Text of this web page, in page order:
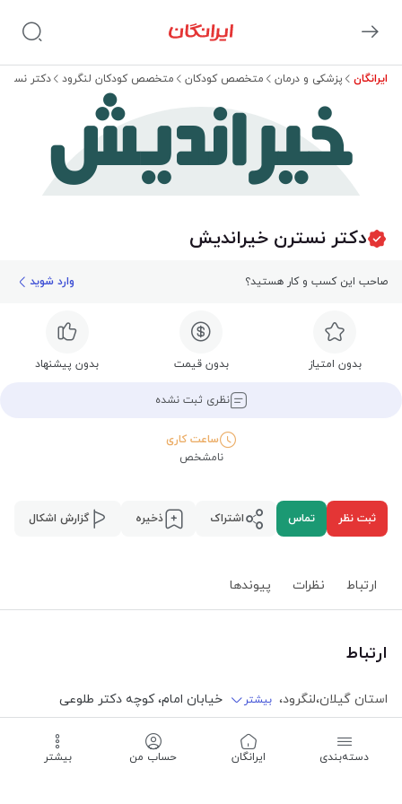
ایرانگان پزشکی و درمان متخصص کودکان متخصص کودکان لنگرود دکتر
خیراندیش
دکتر نسترن خیراندیش
صاحب این کسب و کار هستید؟ وارد شوید
بدون امتیاز بدون قیمت بدون پیشنهاد
نظری ثبت نشده
ساعت کاری
نامشخص
ثبت نظر تماس اشتراک ذخیره گزارش اشکال
ارتباط نظرات پیوند‌ها
ارتباط
استان گیلان،لنگرود، بیشتر خیابان امام، کوچه دکتر طلوعی
ساعت کاری -
دسته‌بندی ‌ایرانگان حساب من بیشتر